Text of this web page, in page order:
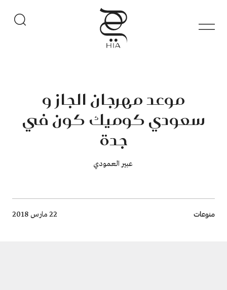
موعد مهرجان الجاز و
سعودي كوميك كون في
جدة
​​​​​​​ عبير العمودي
Breadcrumb
منوعات